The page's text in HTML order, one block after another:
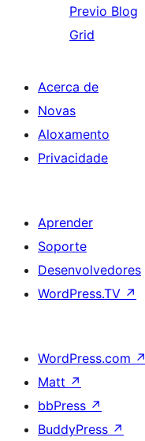
Previo Blog
Grid
Acerca de
Novas
Aloxamento
Privacidade
Aprender
Soporte
Desenvolvedores
WordPress.TV ↗
WordPress.com ↗
Matt ↗
bbPress ↗
BuddyPress ↗